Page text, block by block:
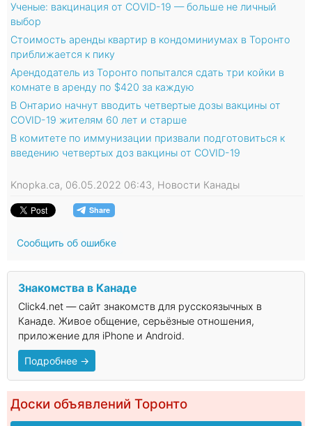
Ученые: вакцинация от COVID-19 — больше не личный
выбор
Стоимость аренды квартир в кондоминиумах в Торонто
приближается к пику
Арендодатель из Торонто попытался сдать три койки в
комнате в аренду по $420 за каждую
В Онтарио начнут вводить четвертые дозы вакцины от
COVID-19 жителям 60 лет и старше
В комитете по иммунизации призвали подготовиться к
введению четвертых доз вакцины от COVID-19
Knopka.ca, 06.05.2022 06:43, Новости Канады
Сообщить об ошибке
Знакомства в Канаде
Click4.net — сайт знакомств для русскоязычных в
Канаде. Живое общение, серьёзные отношения,
приложение для iPhone и Android.
Подробнее →
Доски объявлений Торонто